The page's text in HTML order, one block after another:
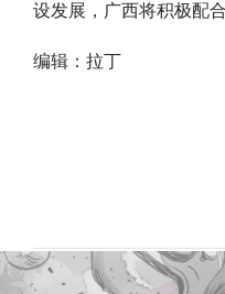
设发展，广西将积极配
编辑：拉丁